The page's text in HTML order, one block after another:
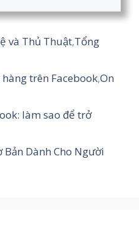
và Thủ Thuật,Tổng
hàng trên Facebook,On
làm sao để trở
Dành Cho Người